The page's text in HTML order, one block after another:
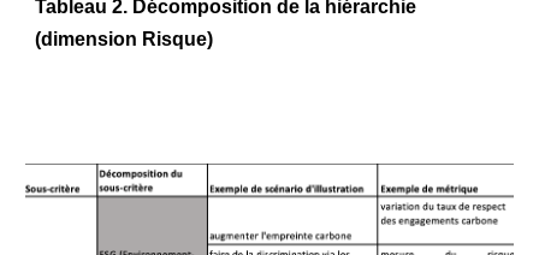
Tableau 2. Décomposition de la hiérarchie
(dimension Risque)